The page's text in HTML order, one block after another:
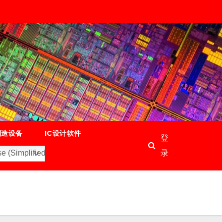
设备 IC设计软件
(Simplified)
登
录